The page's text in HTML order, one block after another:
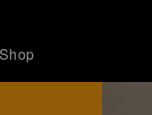
Shop